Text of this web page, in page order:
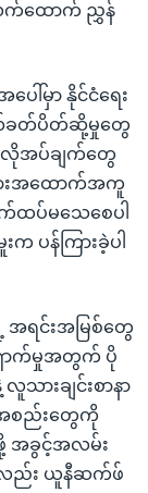
က်ထောက် ညွှန်
ါ်မှာ နိုင်ငံရေး
ဒဏ်ခတ်ပိတ်ဆို့မှုတွေ
လိုအပ်ချက်တွေ
ြားအထောက်အကူ
ပ်မသေစေပါ
ပန်ကြားခဲ့ပါ
အရင်းအမြစ်တွေ
ောက်မှုအတွက် ပို
သားချင်းစာနာ
စည်းတွေကို
အခွင့်အလမ်း
လည်း ယူနီဆက်ဖ်